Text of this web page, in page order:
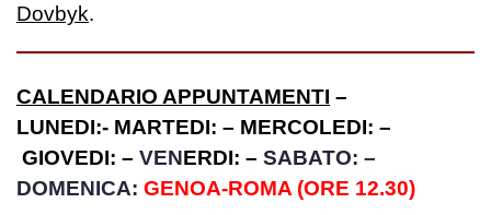
Dovbyk.
CALENDARIO APPUNTAMENTI –
LUNEDI:- MARTEDI: – MERCOLEDI: –
GIOVEDI: – VENERDI: – SABATO: –
DOMENICA: GENOA-ROMA (ORE 12.30)